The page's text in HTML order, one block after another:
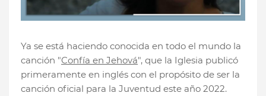
Ya se está haciendo conocida en todo el mundo la
canción "Confía en Jehová", que la Iglesia publicó
primeramente en inglés con el propósito de ser la
canción oficial para la Juventud este año 2022.